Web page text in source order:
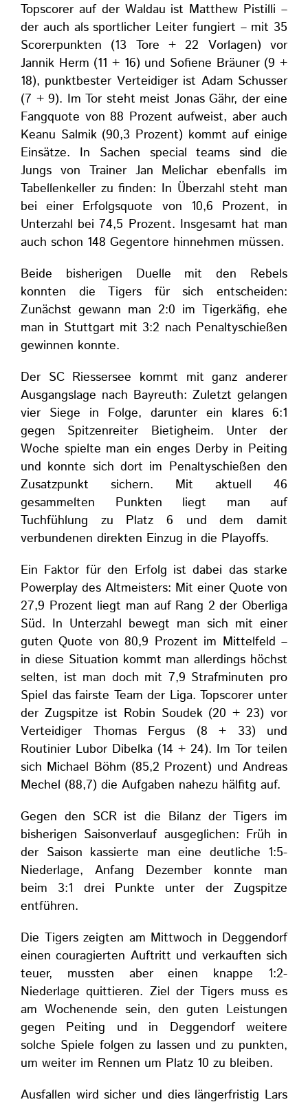
Topscorer auf der Waldau ist Matthew Pistilli –
der auch als sportlicher Leiter fungiert – mit 35
Scorerpunkten (13 Tore + 22 Vorlagen) vor
Jannik Herm (11 + 16) und Sofiene Bräuner (9 +
18), punktbester Verteidiger ist Adam Schusser
(7 + 9). Im Tor steht meist Jonas Gähr, der eine
Fangquote von 88 Prozent aufweist, aber auch
Keanu Salmik (90,3 Prozent) kommt auf einige
Einsätze. In Sachen special teams sind die
Jungs von Trainer Jan Melichar ebenfalls im
Tabellenkeller zu finden: In Überzahl steht man
bei einer Erfolgsquote von 10,6 Prozent, in
Unterzahl bei 74,5 Prozent. Insgesamt hat man
auch schon 148 Gegentore hinnehmen müssen.
Beide bisherigen Duelle mit den Rebels
konnten die Tigers für sich entscheiden:
Zunächst gewann man 2:0 im Tigerkäfig, ehe
man in Stuttgart mit 3:2 nach Penaltyschießen
gewinnen konnte.
Der SC Riessersee kommt mit ganz anderer
Ausgangslage nach Bayreuth: Zuletzt gelangen
vier Siege in Folge, darunter ein klares 6:1
gegen Spitzenreiter Bietigheim. Unter der
Woche spielte man ein enges Derby in Peiting
und konnte sich dort im Penaltyschießen den
Zusatzpunkt sichern. Mit aktuell 46
gesammelten Punkten liegt man auf
Tuchfühlung zu Platz 6 und dem damit
verbundenen direkten Einzug in die Playoffs.
Ein Faktor für den Erfolg ist dabei das starke
Powerplay des Altmeisters: Mit einer Quote von
27,9 Prozent liegt man auf Rang 2 der Oberliga
Süd. In Unterzahl bewegt man sich mit einer
guten Quote von 80,9 Prozent im Mittelfeld –
in diese Situation kommt man allerdings höchst
selten, ist man doch mit 7,9 Strafminuten pro
Spiel das fairste Team der Liga. Topscorer unter
der Zugspitze ist Robin Soudek (20 + 23) vor
Verteidiger Thomas Fergus (8 + 33) und
Routinier Lubor Dibelka (14 + 24). Im Tor teilen
sich Michael Böhm (85,2 Prozent) und Andreas
Mechel (88,7) die Aufgaben nahezu hälfitg auf.
Gegen den SCR ist die Bilanz der Tigers im
bisherigen Saisonverlauf ausgeglichen: Früh in
der Saison kassierte man eine deutliche 1:5-
Niederlage, Anfang Dezember konnte man
beim 3:1 drei Punkte unter der Zugspitze
entführen.
Die Tigers zeigten am Mittwoch in Deggendorf
einen couragierten Auftritt und verkauften sich
teuer, mussten aber einen knappe 1:2-
Niederlage quittieren. Ziel der Tigers muss es
am Wochenende sein, den guten Leistungen
gegen Peiting und in Deggendorf weitere
solche Spiele folgen zu lassen und zu punkten,
um weiter im Rennen um Platz 10 zu bleiben.
Ausfallen wird sicher und dies längerfristig Lars